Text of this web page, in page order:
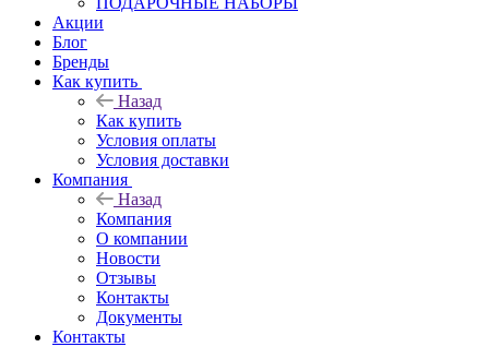
Акции
Блог
Бренды
Как купить
Назад
Как купить
Условия оплаты
Условия доставки
Компания
Назад
Компания
О компании
Новости
Отзывы
Контакты
Документы
Контакты